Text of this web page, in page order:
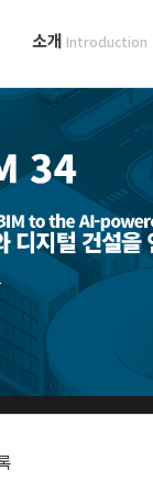
소개 Introduction